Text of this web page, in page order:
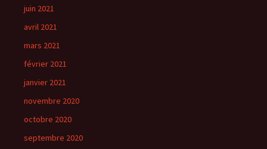
juin 2021
avril 2021
mars 2021
février 2021
janvier 2021
novembre 2020
octobre 2020
septembre 2020